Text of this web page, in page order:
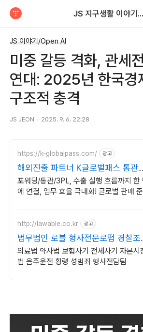
JS 지구생활 이야기...
JS 이야기/Open AI
미중 갈등 격화, 관세
연대: 2025년 한국경
구조적 충격
JS JEON 2025. 9. 6. 22:28
https://k-globalpass.com/ 광고
해외진출 파트너 K글로벌패스 통관부
터 포워딩까지
포워딩/통관/3PL, 수출 실행 흐름까지 한
에 연결, 업무 효율 극대화! 글로벌 판매 준
http://lawable.co.kr 광고
법무법인 로블 형사전문로펌 경찰조
부터 전담팀운영
의료법 약사법 보험사기 전세사기 자본시
법 음주운전 횡령 성범죄 형사전담팀